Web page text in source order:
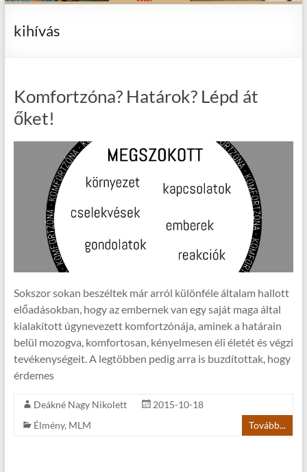
kihívás
Komfortzóna? Határok? Lépd át
őket!
Sokszor sokan beszéltek már arról különféle általam hallott
előadásokban, hogy az embernek van egy saját maga által
kialakított úgynevezett komfortzónája, aminek a határain
belül mozogva, komfortosan, kényelmesen éli életét és végzi
tevékenységeit. A legtöbben pedig arra is buzdítottak, hogy
érdemes
Deákné Nagy Nikolett
2015-10-18
Élmény, MLM Tovább...